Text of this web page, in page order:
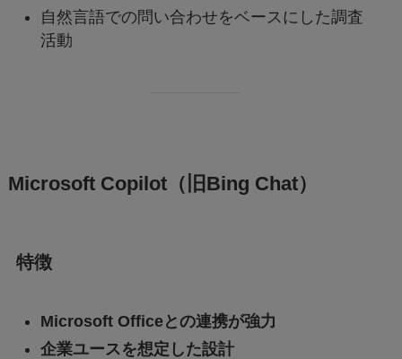
自然言語での問い合わせをベースにした調査
活動
Microsoft Copilot（旧Bing Chat）
特徴
Microsoft Officeとの連携が強力
企業ユースを想定した設計